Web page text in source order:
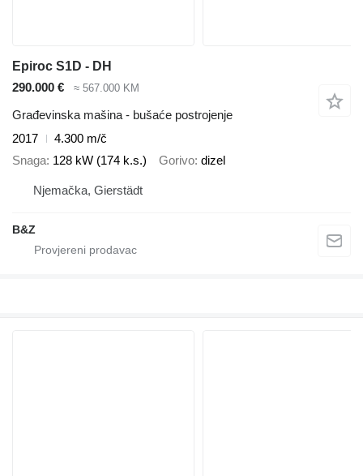
Epiroc S1D - DH
290.000 €
≈ 567.000 KM
Građevinska mašina - bušaće postrojenje
2017
4.300 m/č
Snaga 128 kW (174 k.s.) Gorivo dizel
Njemačka, Gierstädt
B&Z